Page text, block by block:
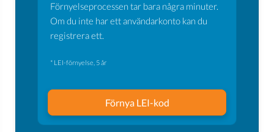
Förnyelseprocessen tar bara några minuter.
Om du inte har ett användarkonto kan du
registrera ett.
* LEI-förnyelse, 5 år
Förnya LEI-kod